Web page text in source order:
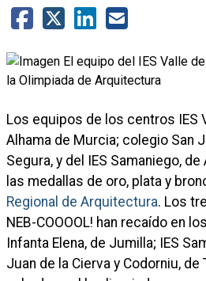
Los equipos de los centros IES
Alhama de Murcia; colegio San
Segura, y del IES Samaniego,
las medallas de oro, plata y
Regional de Arquitectura. Los
NEB-COOOOL! han recaído en
Infanta Elena, de Jumilla; IES
Juan de la Cierva y Codorniu,